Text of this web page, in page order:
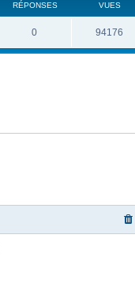
RÉPONSES VUES
0 94176